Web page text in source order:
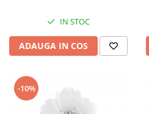
IN STOC
ADAUGA IN COS
-10%